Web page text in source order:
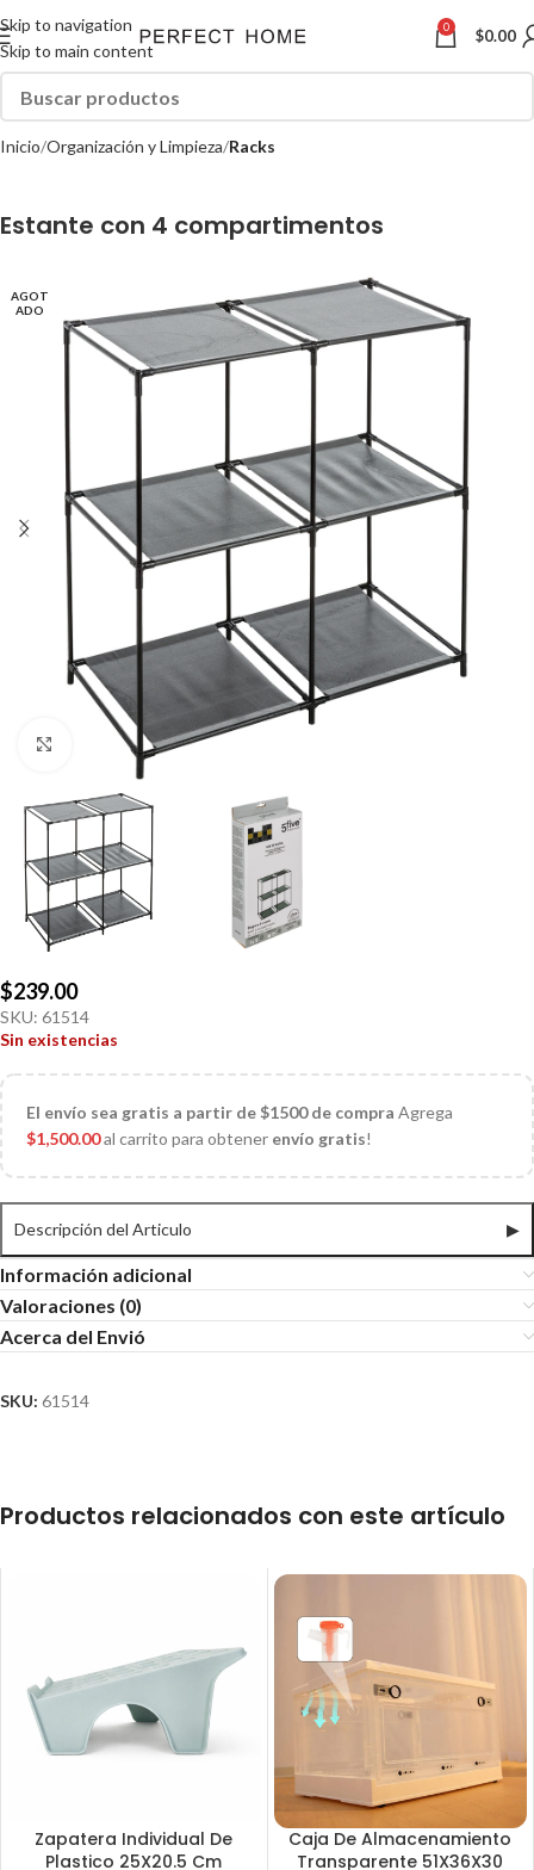
Skip to navigation
Skip to main content
0 $0.00
Inicio Organización y Limpieza Racks
Estante con 4 compartimentos
AGOT
ADO
Click to enlarge
$239.00
SKU: 61514
Sin existencias
El envío sea gratis a partir de $1500 de compra Agrega
$1,500.00al carrito para obtener envío gratis!
Descripción del Articulo ▶
Información adicional
Valoraciones (0)
Acerca del Envió
SKU: 61514
Productos relacionados con este artículo
Zapatera Individual De
Plastico 25X20.5 Cm
Caja De Almacenamiento
Transparente 51X36X30